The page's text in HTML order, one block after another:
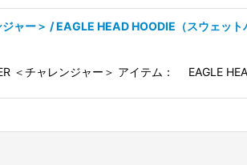
ャー＞ / EAGLE HEAD HOODIE（スウェット
＜チャレンジャー＞ アイテム： EAGLE